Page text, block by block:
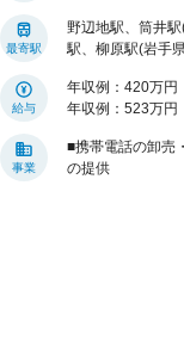
最寄駅
野辺地駅、筒井
駅、柳原駅(岩手
給与
年収例：420万円
年収例：523万円
事業
■携帯電話の卸売
の提供